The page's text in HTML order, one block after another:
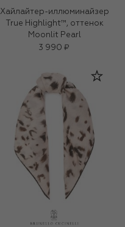
Хайлайтер-иллюминайзер
True Highlight™, оттенок
Moonlit Pearl
3 990 ₽